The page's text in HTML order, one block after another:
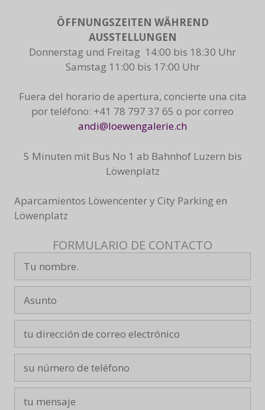
ÖFFNUNGSZEITEN WÄHREND
AUSSTELLUNGEN
Donnerstag und Freitag 14:00 bis 18:30 Uhr
Samstag 11:00 bis 17:00 Uhr
Fuera del horario de apertura, concierte una cita
por teléfono: +41 78 797 37 65 o por correo
andi@loewengalerie.ch
5 Minuten mit Bus No 1 ab Bahnhof Luzern bis
Löwenplatz
Aparcamientos Löwencenter y City Parking en
Löwenplatz
FORMULARIO DE CONTACTO